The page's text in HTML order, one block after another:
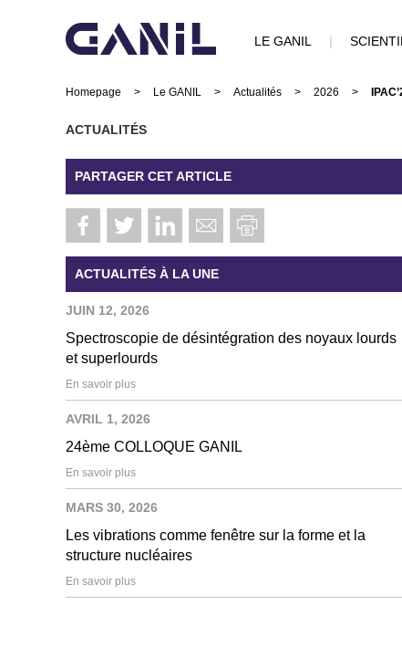
LE GANIL |
Homepage > Le GANIL > Actualités > 2026 >
ACTUALITÉS
PARTAGER CET ARTICLE
ACTUALITÉS À LA UNE
JUIN 12, 2026
Spectroscopie de désintégration des noyaux lourds
et superlourds
En savoir plus
AVRIL 1, 2026
24ème COLLOQUE GANIL
En savoir plus
MARS 30, 2026
Les vibrations comme fenêtre sur la forme et la
structure nucléaires
En savoir plus